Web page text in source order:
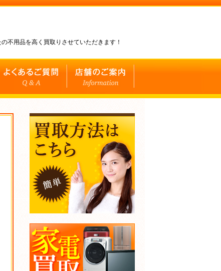
不用品を高く買取りさせていただきます！